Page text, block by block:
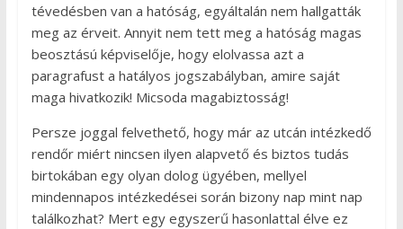
tévedésben van a hatóság, egyáltalán nem hallgatták
meg az érveit. Annyit nem tett meg a hatóság magas
beosztású képviselője, hogy elolvassa azt a
paragrafust a hatályos jogszabályban, amire saját
maga hivatkozik! Micsoda magabiztosság!
Persze joggal felvethető, hogy már az utcán intézkedő
rendőr miért nincsen ilyen alapvető és biztos tudás
birtokában egy olyan dolog ügyében, mellyel
mindennapos intézkedései során bizony nap mint nap
találkozhat? Mert egy egyszerű hasonlattal élve ez